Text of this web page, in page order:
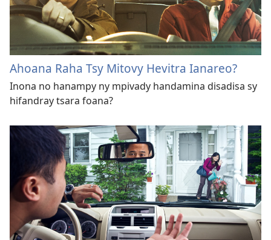
Ahoana Raha Tsy Mitovy Hevitra Ianareo?
Inona no hanampy ny mpivady handamina disadisa sy
hifandray tsara foana?